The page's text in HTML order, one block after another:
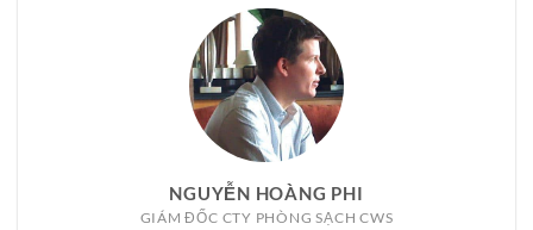
NGUYỄN HOÀNG PHI
GIÁM ĐỐC CTY PHÒNG SẠCH CWS